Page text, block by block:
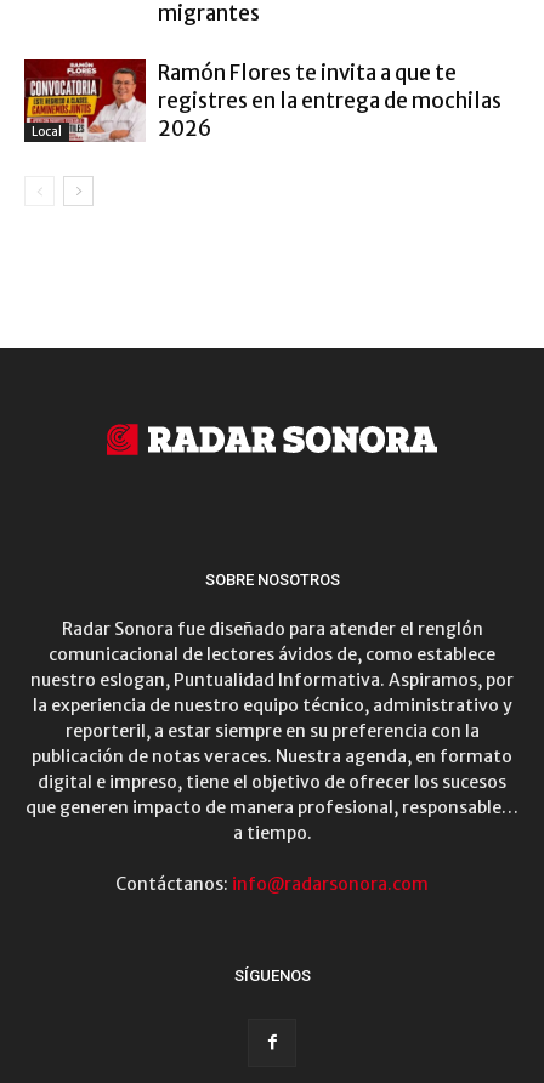
migrantes
Local
Ramón Flores te invita a que te
registres en la entrega de mochilas
2026
SOBRE NOSOTROS
Radar Sonora fue diseñado para atender el renglón
comunicacional de lectores ávidos de, como establece
nuestro eslogan, Puntualidad Informativa. Aspiramos, por
la experiencia de nuestro equipo técnico, administrativo y
reporteril, a estar siempre en su preferencia con la
publicación de notas veraces. Nuestra agenda, en formato
digital e impreso, tiene el objetivo de ofrecer los sucesos
que generen impacto de manera profesional, responsable…
a tiempo.
Contáctanos: info@radarsonora.com
SÍGUENOS